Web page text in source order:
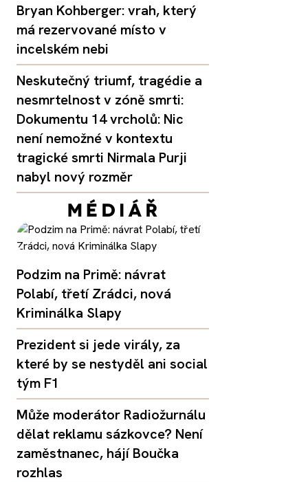
Bryan Kohberger: vrah, který
má rezervované místo v
incelském nebi
Neskutečný triumf, tragédie a
nesmrtelnost v zóně smrti:
Dokumentu 14 vrcholů: Nic
není nemožné v kontextu
tragické smrti Nirmala Purji
nabyl nový rozměr
Podzim na Primě: návrat
Polabí, třetí Zrádci, nová
Kriminálka Slapy
Prezident si jede virály, za
které by se nestyděl ani social
tým F1
Může moderátor Radiožurnálu
dělat reklamu sázkovce? Není
zaměstnanec, hájí Boučka
rozhlas